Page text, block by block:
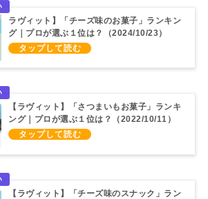
ラヴィット】「チーズ味のお菓子」ランキン
グ｜プロが選ぶ１位は？（2024/10/23）
【ラヴィット】「さつまいもお菓子」ランキ
ング｜プロが選ぶ１位は？（2022/10/11）
【ラヴィット】「チーズ味のスナック」ラン